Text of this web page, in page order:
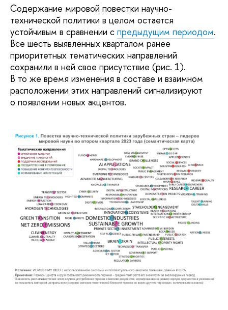
Содержание мировой повестки научно-
технической политики в целом остается
устойчивым в сравнении с предыдущим периодом.
Все шесть выявленных кварталом ранее
приоритетных тематических направлений
сохранили в ней свое присутствие (рис. 1).
В то же время изменения в составе и взаимном
расположении этих направлений сигнализируют
о появлении новых акцентов.